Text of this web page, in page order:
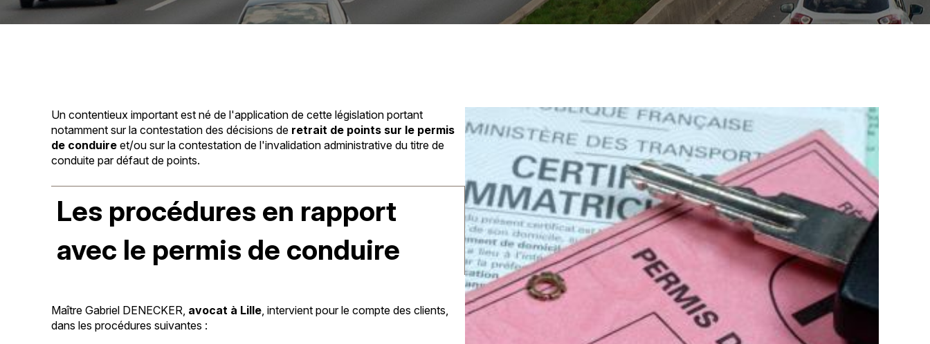
Un contentieux important est né de l'application de cette législation portant
notamment sur la contestation des décisions de retrait de points sur le permis
de conduireet/ou sur la contestation de l'invalidation administrative du titre de
conduite par défaut de points.
Les procédures en rapport
avec le permis de conduire
Maître Gabriel DENECKER, avocat à Lille, intervient pour le compte des clients,
dans les procédures suivantes :